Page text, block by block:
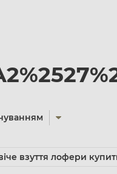
взуття лофери